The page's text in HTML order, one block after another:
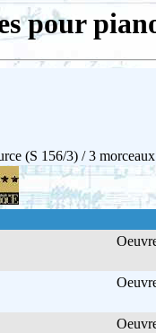
pour
(S 156/3) / 3 morceaux